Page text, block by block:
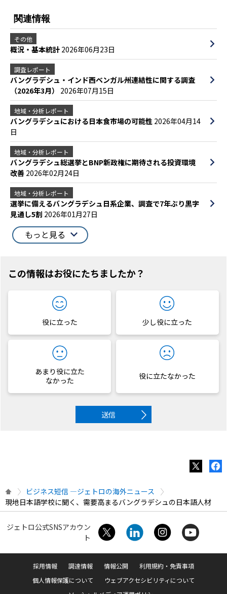
関連情報
その他
概況・基本統計 2026年06月23日
調査レポート
バングラデシュ・インド西ベンガル州連結性に関する調査
（2026年3月） 2026年07月15日
地域・分析レポート
バングラデシュにおける日本食市場の可能性 2026年04月14
日
地域・分析レポート
バングラデシュ総選挙とBNP新政権に期待される投資環境
改善 2026年02月24日
地域・分析レポート
選挙に備えるバングラデシュ日系企業、調査で7年ぶり黒字
見通し5割 2026年01月27日
もっと見る
この情報はお役にたちましたか？
役に立った 少し役に立った
あまり役に立た
なかった
役に立たなかった
送信
ビジネス短信 ―ジェトロの海外ニュース
現地日本語学校に聞く、需要高まるバングラデシュの日本語人材
ジェトロ公式SNSアカウン
ト
採用情報 調達情報 情報公開
利用規約・免責事項
個人情報保護について
ウェブアクセシビリティについて